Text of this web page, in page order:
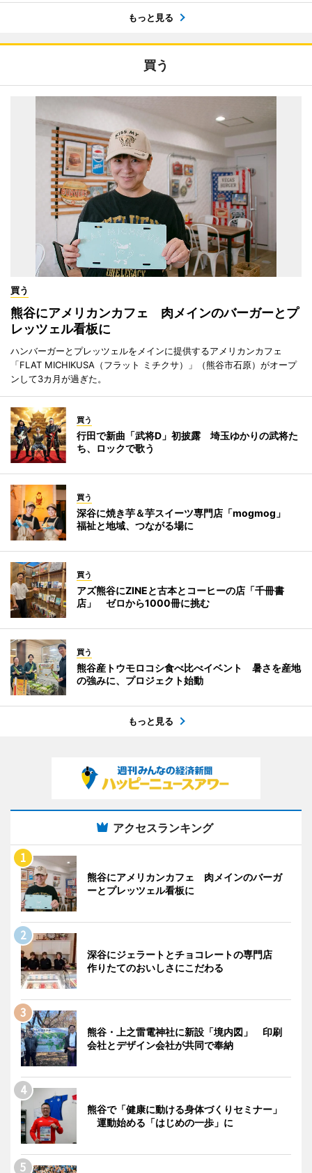
もっと見る
買う
買う
熊谷にアメリカンカフェ 肉メインのバーガーとプ
レッツェル看板に
ハンバーガーとプレッツェルをメインに提供するアメリカンカフェ
「FLAT MICHIKUSA（フラット ミチクサ）」（熊谷市石原）がオープ
ンして3カ月が過ぎた。
買う
行田で新曲「武将D」初披露 埼玉ゆかりの武将た
ち、ロックで歌う
買う
深谷に焼き芋＆芋スイーツ専門店「mogmog」
福祉と地域、つながる場に
買う
アズ熊谷にZINEと古本とコーヒーの店「千冊書
店」 ゼロから1000冊に挑む
買う
熊谷産トウモロコシ食べ比べイベント 暑さを産地
の強みに、プロジェクト始動
もっと見る
アクセスランキング
熊谷にアメリカンカフェ 肉メインのバーガ
ーとプレッツェル看板に
深谷にジェラートとチョコレートの専門店
作りたてのおいしさにこだわる
熊谷・上之雷電神社に新設「境内図」 印刷
会社とデザイン会社が共同で奉納
熊谷で「健康に動ける身体づくりセミナー」
運動始める「はじめの一歩」に